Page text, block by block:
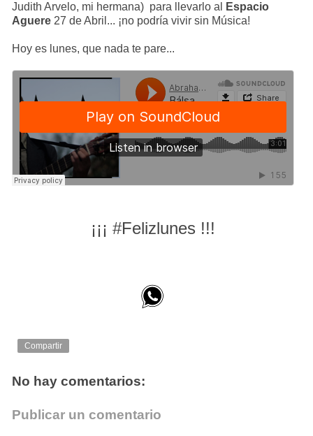
Judith Arvelo, mi hermana) para llevarlo al
Espacio
Aguere 27 de Abril... ¡no podría vivir sin Música!
Hoy es lunes, que nada te pare...
¡¡¡ #Felizlunes !!!
Compartir
No hay comentarios:
Publicar un comentario